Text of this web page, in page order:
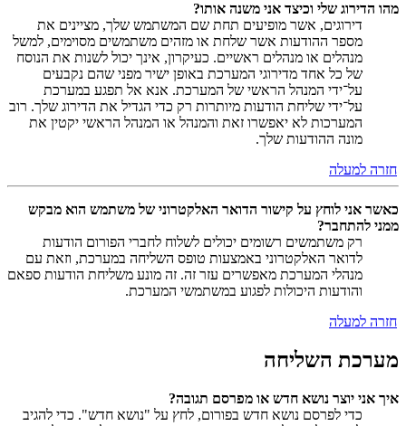
מהו הדירוג שלי וכיצד אני משנה אותו?
דירוגים, אשר מופיעים תחת שם המשתמש שלך, מציינים את
מספר ההודעות אשר שלחת או מזהים משתמשים מסוימים, למשל
מנהלים או מנהלים ראשיים. כעיקרון, אינך יכול לשנות את הנוסח
של כל אחד מדירוגי המערכת באופן ישיר מפני שהם נקבעים
על־ידי המנהל הראשי של המערכת. אנא אל תפגע במערכת
על־ידי שליחת הודעות מיותרות רק כדי הגדיל את הדירוג שלך. רוב
המערכות לא יאפשרו זאת והמנהל או המנהל הראשי יקטין את
מונה ההודעות שלך.
חזרה למעלה
כאשר אני לוחץ על קישור הדואר האלקטרוני של משתמש הוא מבקש
ממני להתחבר?
רק משתמשים רשומים יכולים לשלוח לחברי הפורום הודעות
לדואר האלקטרוני באמצעות טופס השליחה במערכת, וזאת עם
מנהלי המערכת מאפשרים עזר זה. זה מונע משליחת הודעות ספאם
והודעות היכולות לפגוע במשתמשי המערכת.
חזרה למעלה
מערכת השליחה
איך אני יוצר נושא חדש או מפרסם תגובה?
כדי לפרסם נושא חדש בפורום, לחץ על "נושא חדש". כדי להגיב